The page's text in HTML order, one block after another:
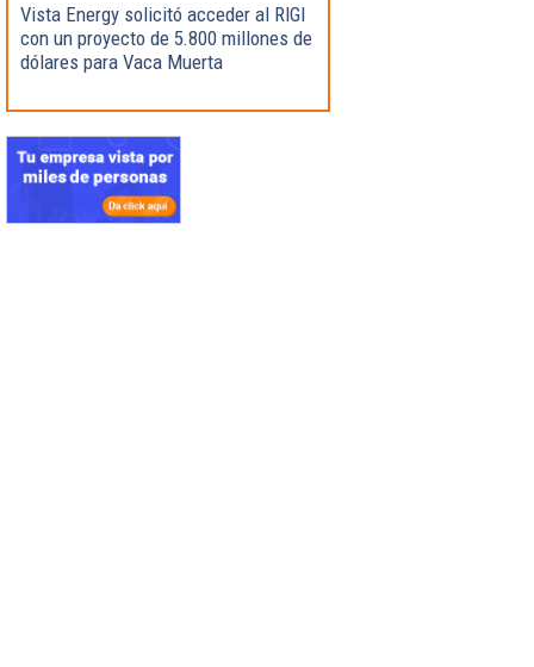
Vista Energy solicitó acceder al RIGI
con un proyecto de 5.800 millones de
dólares para Vaca Muerta